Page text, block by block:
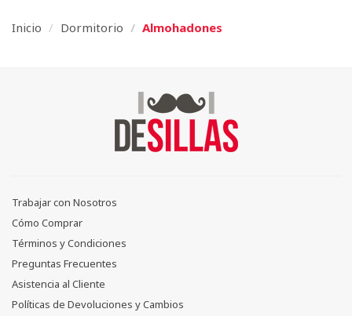
Inicio Dormitorio Almohadones
Trabajar con Nosotros
Cómo Comprar
Términos y Condiciones
Preguntas Frecuentes
Asistencia al Cliente
Políticas de Devoluciones y Cambios